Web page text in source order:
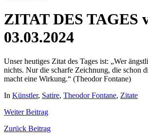
ZITAT DES TAGES
03.03.2024
Unser heutiges Zitat des Tages ist: „Wer
nichts. Nur die scharfe Zeichnung, die schon
macht eine Wirkung.“ (Theodor Fontane)
In Künstler, Satire, Theodor Fontane, Zitate
WeiterBeitrag
Zurück Beitrag